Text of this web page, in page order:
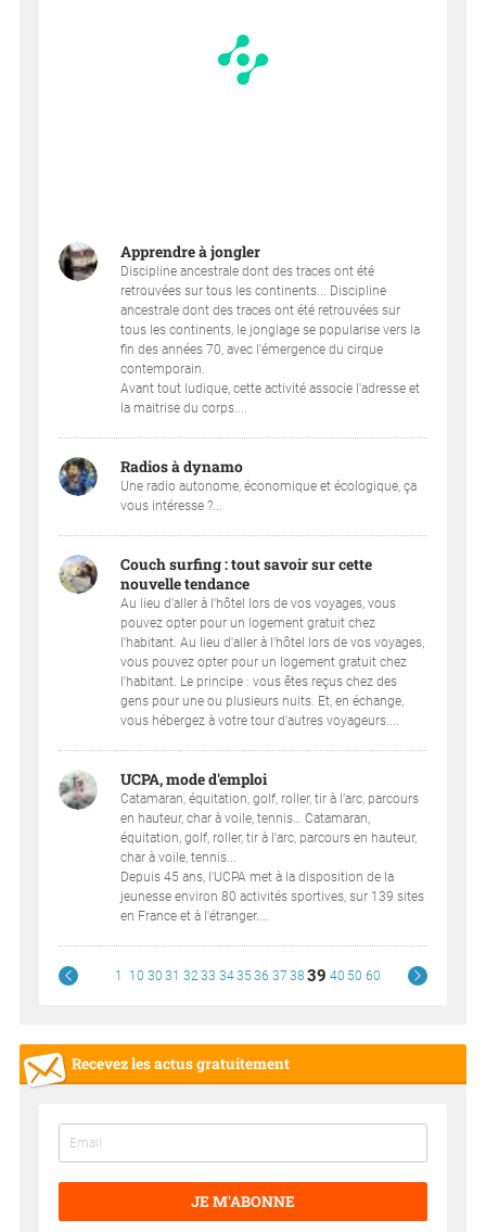
Apprendre à jongler
Discipline ancestrale dont des traces ont été
retrouvées sur tous les continents... Discipline
ancestrale dont des traces ont été retrouvées sur
tous les continents, le jonglage se popularise vers la
fin des années 70, avec l'émergence du cirque
contemporain.
Avant tout ludique, cette activité associe l'adresse et
la maitrise du corps....
Radios à dynamo
Une radio autonome, économique et écologique, ça
vous intéresse ?...
Couch surfing : tout savoir sur cette
nouvelle tendance
Au lieu d'aller à l'hôtel lors de vos voyages, vous
pouvez opter pour un logement gratuit chez
l'habitant. Au lieu d'aller à l'hôtel lors de vos voyages,
vous pouvez opter pour un logement gratuit chez
l'habitant. Le principe : vous êtes reçus chez des
gens pour une ou plusieurs nuits. Et, en échange,
vous hébergez à votre tour d'autres voyageurs....
UCPA, mode d'emploi
Catamaran, équitation, golf, roller, tir à l’arc, parcours
en hauteur, char à voile, tennis… Catamaran,
équitation, golf, roller, tir à l'arc, parcours en hauteur,
char à voile, tennis...
Depuis 45 ans, l'UCPA met à la disposition de la
jeunesse environ 80 activités sportives, sur 139 sites
en France et à l'étranger....
1 10 30 31 32 33 3435 36 37 38 39 40 50 60
Recevez les actus gratuitement
JE M'ABONNE